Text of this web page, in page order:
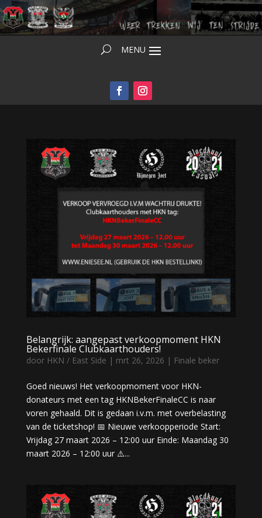
Belangrijk: aangepast verkoopmoment HKN
Bekerfinale Clubkaarthouders!
door HKN / East Side | mrt 26, 2026 | Finale beker
Goed nieuws! Het verkoopmoment voor HKN-
donateurs met een tag HKNBekerFinaleCC is naar
voren gehaald. Dit is gedaan i.v.m. met overbelasting
van de ticketshop! 📅 Nieuwe verkoopperiode Start:
Vrijdag 27 maart 2026 – 12:00 uur Einde: Maandag 30
maart 2026 – 12:00 uur ⚠️...